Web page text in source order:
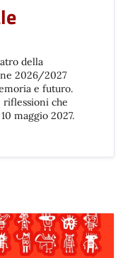
della
2026/2027
e futuro.
che
maggio 2027.